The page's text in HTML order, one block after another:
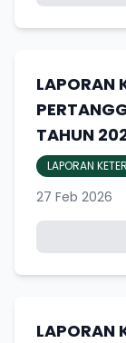
LAPORAN
TAHUN
LAPORAN
27 Feb 2026
LAPORAN